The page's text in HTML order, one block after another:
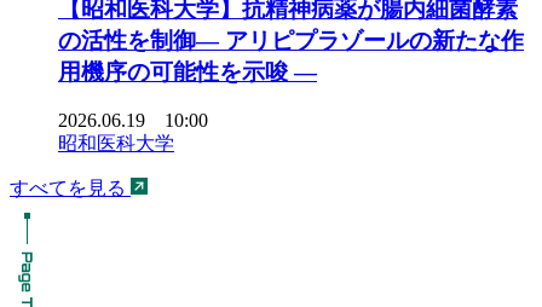
【昭和医科大学】抗精神病薬が腸内細菌酵素
の活性を制御― アリピプラゾールの新たな作
用機序の可能性を示唆 ―
2026.06.19 10:00
昭和医科大学
すべてを見る